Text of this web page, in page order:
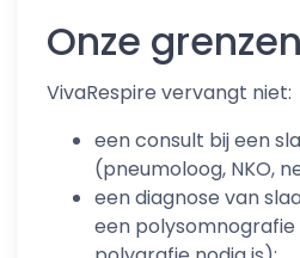
Onze grenzen
VivaRespire vervangt niet:
een consult bij een
(pneumoloog, NKO,
een diagnose van
een